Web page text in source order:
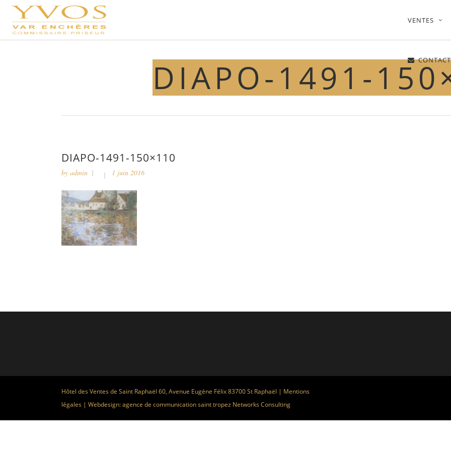
VENTES
CONTACT
DIAPO-1491-
DIAPO-1491-150×110
by admin 1 juin 2016
Hôtel des Ventes de Saint Raphaël 60, Avenue Eugène Félix 83700 St Raphaël | Mentions
légales | Webdesign:agence de communication saint tropez Networks Consulting